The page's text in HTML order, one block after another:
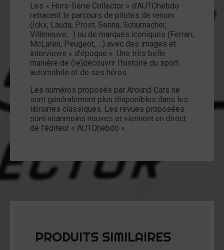
Les « Hors-Série Collector » d’AUTOhebdo
retracent le parcours de pilotes de renom
(Ickx, Lauda, Prost, Senna, Schumacher,
Villeneuve,…) ou de marques iconiques (Ferrari,
McLaren, Peugeot, …) avec des images et
interviews « d’époque ». Une très belle
manière de (re)découvrir l’histoire du sport
automobile et de ses héros.
Les numéros proposés par Around Cars ne
sont généralement plus disponibles dans les
librairies classiques. Les revues proposées
sont néanmoins neuves et viennent en direct
de l’éditeur « AUTOhebdo ».
PRODUITS SIMILAIRES